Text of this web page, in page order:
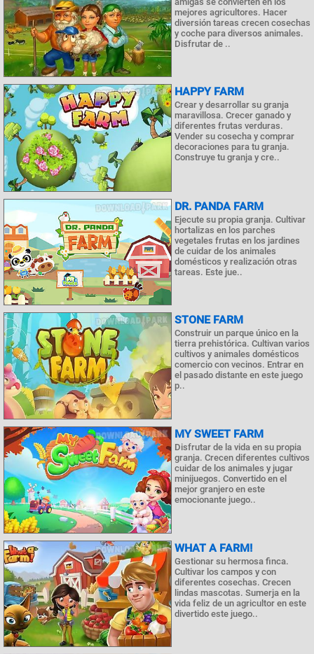
mejores agricultores. Hacer
diversión tareas crecen cosechas
y coche para diversos animales.
Disfrutar de ..
HAPPY FARM
Crear y desarrollar su granja
maravillosa. Crecer ganado y
diferentes frutas verduras.
Vender su cosecha y comprar
decoraciones para tu granja.
Construye tu granja y cre..
DR. PANDA FARM
Ejecute su propia granja. Cultivar
hortalizas en los parches
vegetales frutas en los jardines
de cuidar de los animales
domésticos y realización otras
tareas. Este jue..
STONE FARM
Construir un parque único en la
tierra prehistórica. Cultivan varios
cultivos y animales domésticos
comercio con vecinos. Entrar en
el pasado distante en este juego
p..
MY SWEET FARM
Disfrutar de la vida en su propia
granja. Crecen diferentes cultivos
cuidar de los animales y jugar
minijuegos. Convertido en el
mejor granjero en este
emocionante juego..
WHAT A FARM!
Gestionar su hermosa finca.
Cultivar los campos y con
diferentes cosechas. Crecen
lindas mascotas. Sumerja en la
vida feliz de un agricultor en este
divertido este juego..